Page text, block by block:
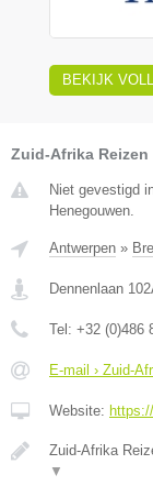
BEKIJK
Zuid-Afrika Reizen
Niet gevestigd
Henegouwen.
Antwerpen »
Dennenlaan
Tel: +32 (0)486
E-mail › Zuid-
Website:
Zuid-Afrika
▼